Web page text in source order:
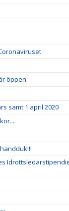
öppen
samt 1 april 2020